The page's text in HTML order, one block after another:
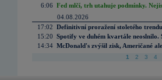
6:06 Fed mlčí, trh utahuje podmínky.
04.08.2026
17:02 Definitivní proražení stoletého
15:20 Spotify ve duhém kvartále neoslnilo.
14:34 McDonald's zvýšil zisk, Američané
1 2 3 4